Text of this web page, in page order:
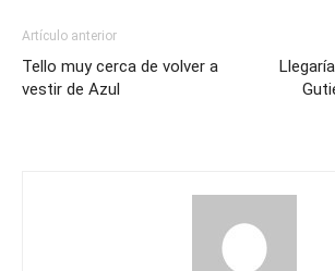
Artículo anterior
Tello muy cerca de volver a
vestir de Azul